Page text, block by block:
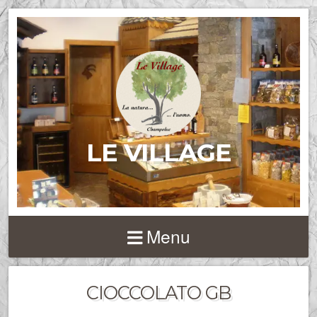
LE VILLAGE
Menu
CIOCCOLATO GB